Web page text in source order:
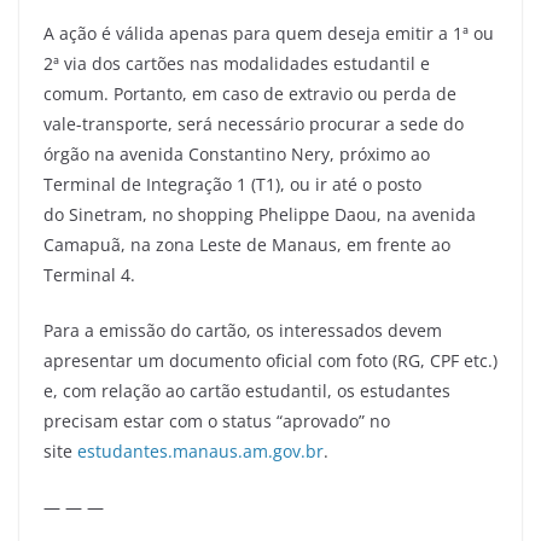
A ação é válida apenas para quem deseja emitir a 1ª ou
2ª via dos cartões nas modalidades estudantil e
comum. Portanto, em caso de extravio ou perda de
vale-transporte, será necessário procurar a sede do
órgão na avenida Constantino Nery, próximo ao
Terminal de Integração 1 (T1), ou ir até o posto
do Sinetram, no shopping Phelippe Daou, na avenida
Camapuã, na zona Leste de Manaus, em frente ao
Terminal 4.
Para a emissão do cartão, os interessados devem
apresentar um documento oficial com foto (RG, CPF etc.)
e, com relação ao cartão estudantil, os estudantes
precisam estar com o status “aprovado” no
site estudantes.manaus.am.gov.br.
— — —